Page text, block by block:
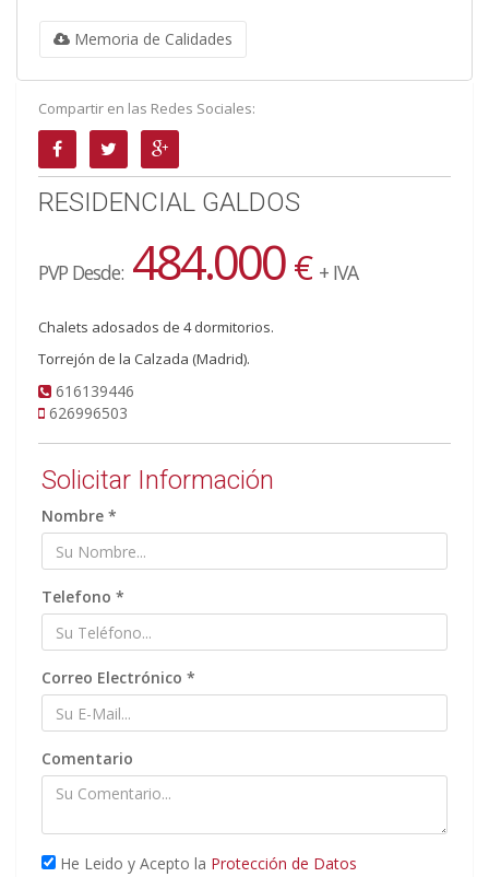
Memoria de Calidades
Compartir en las Redes Sociales:
RESIDENCIAL GALDOS
PVP Desde: 484.000 € + IVA
Chalets adosados de 4 dormitorios.
Torrejón de la Calzada (Madrid).
616139446
626996503
Solicitar Información
Nombre *
Telefono *
Correo Electrónico *
Comentario
He Leido y Acepto la Protección de Datos